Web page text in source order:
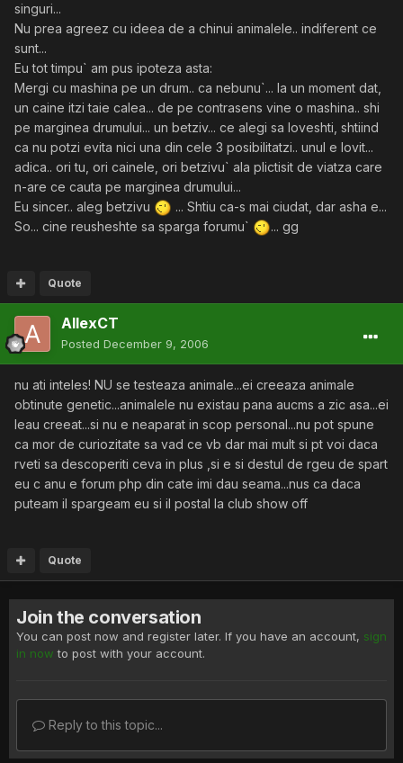
singuri...
Nu prea agreez cu ideea de a chinui animalele.. indiferent ce
sunt...
Eu tot timpu` am pus ipoteza asta:
Mergi cu mashina pe un drum.. ca nebunu`... la un moment dat,
un caine itzi taie calea... de pe contrasens vine o mashina.. shi
pe marginea drumului... un betziv... ce alegi sa loveshti, shtiind
ca nu potzi evita nici una din cele 3 posibilitatzi.. unul e lovit...
adica.. ori tu, ori cainele, ori betzivu` ala plictisit de viatza care
n-are ce cauta pe marginea drumului...
Eu sincer.. aleg betzivu
... Shtiu ca-s mai ciudat, dar asha e...
So... cine reusheshte sa sparga forumu`
... gg
Quote
AllexCT
Posted December 9, 2006
nu ati inteles! NU se testeaza animale...ei creeaza animale
obtinute genetic...animalele nu existau pana aucms a zic asa...ei
leau creeat...si nu e neaparat in scop personal...nu pot spune
ca mor de curiozitate sa vad ce vb dar mai mult si pt voi daca
rveti sa descoperiti ceva in plus ,si e si destul de rgeu de spart
eu c anu e forum php din cate imi dau seama...nus ca daca
puteam il spargeam eu si il postal la club show off
Quote
Join the conversation
You can post now and register later. If you have an account, sign
in now to post with your account.
Reply to this topic...